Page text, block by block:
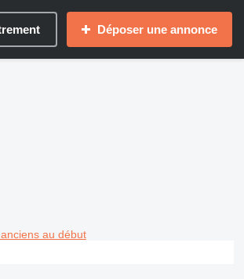
Déposer une annonce
au début